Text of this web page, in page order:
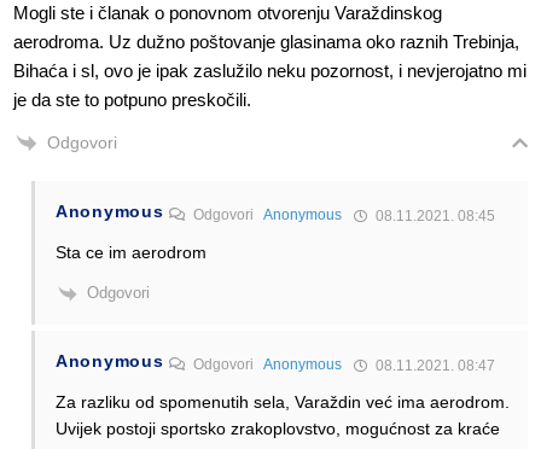
Mogli ste i članak o ponovnom otvorenju Varaždinskog
aerodroma. Uz dužno poštovanje glasinama oko raznih Trebinja,
Bihaća i sl, ovo je ipak zaslužilo neku pozornost, i nevjerojatno mi
je da ste to potpuno preskočili.
Odgovori
Anonymous OdgovoriAnonymous 08.11.2021. 08:45
Sta ce im aerodrom
Odgovori
Anonymous OdgovoriAnonymous 08.11.2021. 08:47
Za razliku od spomenutih sela, Varaždin već ima aerodrom.
Uvijek postoji sportsko zrakoplovstvo, mogućnost za kraće